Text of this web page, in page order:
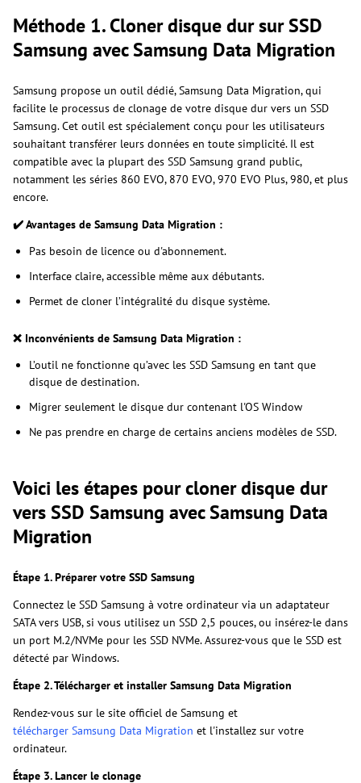
Méthode 1. Cloner disque dur sur SSD
Samsung avec Samsung Data Migration
Samsung propose un outil dédié, Samsung Data Migration, qui
facilite le processus de clonage de votre disque dur vers un SSD
Samsung. Cet outil est spécialement conçu pour les utilisateurs
souhaitant transférer leurs données en toute simplicité. Il est
compatible avec la plupart des SSD Samsung grand public,
notamment les séries 860 EVO, 870 EVO, 970 EVO Plus, 980, et plus
encore.
✔️ Avantages de Samsung Data Migration :
Pas besoin de licence ou d'abonnement.
Interface claire, accessible même aux débutants.
Permet de cloner l’intégralité du disque système.
❌ Inconvénients de Samsung Data Migration :
L’outil ne fonctionne qu’avec les SSD Samsung en tant que
disque de destination.
Migrer seulement le disque dur contenant l'OS Window
Ne pas prendre en charge de certains anciens modèles de SSD.
Voici les étapes pour cloner disque dur
vers SSD Samsung avec Samsung Data
Migration
Étape 1. Préparer votre SSD Samsung
Connectez le SSD Samsung à votre ordinateur via un adaptateur
SATA vers USB, si vous utilisez un SSD 2,5 pouces, ou insérez-le dans
un port M.2/NVMe pour les SSD NVMe. Assurez-vous que le SSD est
détecté par Windows.
Étape 2. Télécharger et installer Samsung Data Migration
Rendez-vous sur le site officiel de Samsung et
télécharger Samsung Data Migration et l'installez sur votre
ordinateur.
Étape 3. Lancer le clonage